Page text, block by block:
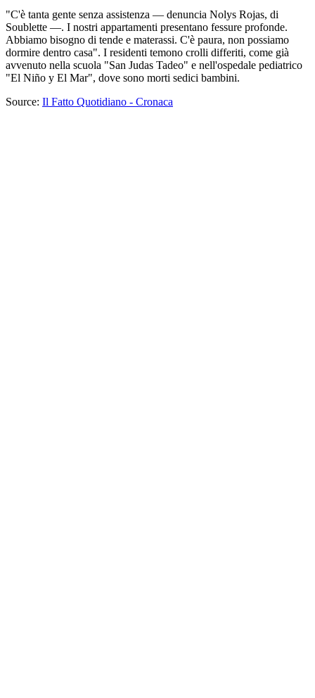
"C'è tanta gente senza assistenza — denuncia Nolys Rojas, di
Soublette —. I nostri appartamenti presentano fessure profonde.
Abbiamo bisogno di tende e materassi. C'è paura, non possiamo
dormire dentro casa". I residenti temono crolli differiti, come già
avvenuto nella scuola "San Judas Tadeo" e nell'ospedale pediatrico
"El Niño y El Mar", dove sono morti sedici bambini.
Source: Il Fatto Quotidiano - Cronaca